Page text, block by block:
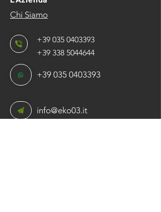
Chi Siamo
+39 035 0403393
+39 338 5044644
+39 035 0403393
info@eko03.it